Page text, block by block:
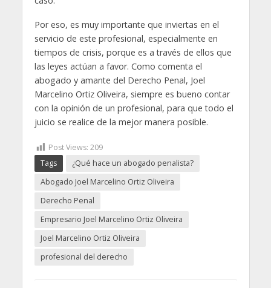
Por eso, es muy importante que inviertas en el
servicio de este profesional, especialmente en
tiempos de crisis, porque es a través de ellos que
las leyes actúan a favor. Como comenta el
abogado y amante del Derecho Penal, Joel
Marcelino Ortiz Oliveira, siempre es bueno contar
con la opinión de un profesional, para que todo el
juicio se realice de la mejor manera posible.
Post Views: 209
Tags
¿Qué hace un abogado penalista?
Abogado Joel Marcelino Ortiz Oliveira
Derecho Penal
Empresario Joel Marcelino Ortiz Oliveira
Joel Marcelino Ortiz Oliveira
profesional del derecho